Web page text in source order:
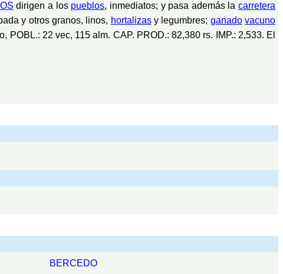
dirigen a los pueblos, inmediatos; y pasa además lacarretera
y otros granos, linos, hortalizasy legumbres; ganado vacuno
POBL.: 22 vec, 115 alm. CAP. PROD.: 82,380 rs. IMP.: 2,533. El
BERCEDO